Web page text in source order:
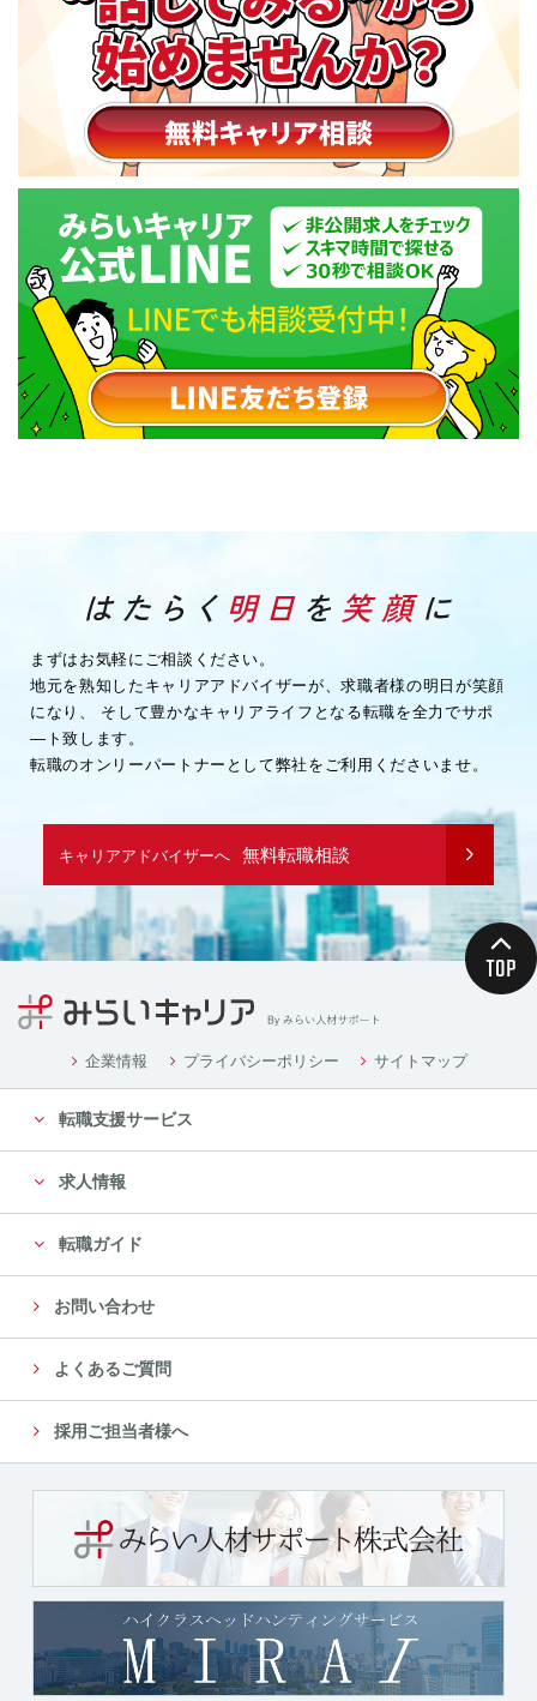
まずはお気軽にご相談ください。
地元を熟知したキャリアアドバイザーが、求職者様の明日が笑顔
になり、
そして豊かなキャリアライフとなる転職を全力でサポ
―ト致します。
転職のオンリーパートナーとして弊社をご利用くださいませ。
キャリアアドバイザーへ 無料転職相談
企業情報 プライバシーポリシー サイトマップ
転職支援サービス
求人情報
転職ガイド
お問い合わせ
よくあるご質問
採用ご担当者様へ